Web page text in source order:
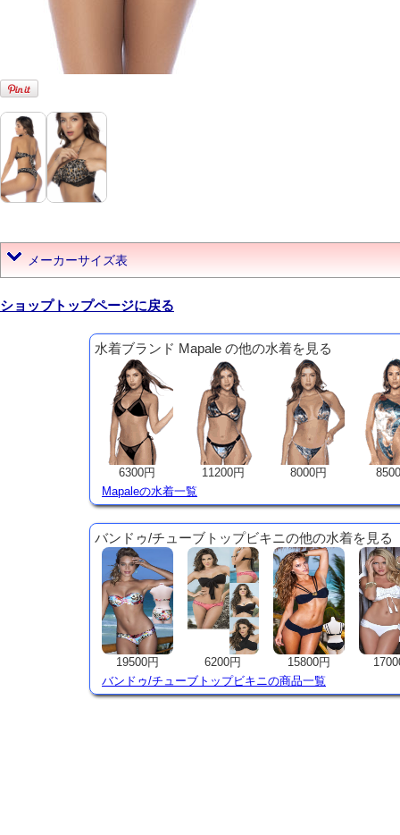
メーカーサイズ表
ショップトップページに戻る
水着ブランド Mapale の他の水着を見る
6300円 11200円 8000円
Mapaleの水着一覧
バンドゥ/チューブトップビキニの他の水着を見る
19500円 6200円 15800円
バンドゥ/チューブトップビキニの商品一覧